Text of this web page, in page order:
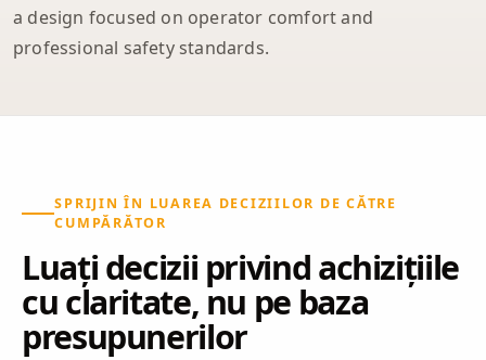
a design focused on operator comfort and
professional safety standards.
SPRIJIN ÎN LUAREA DECIZIILOR DE CĂTRE
CUMPĂRĂTOR
Luați decizii privind achizițiile
cu claritate, nu pe baza
presupunerilor